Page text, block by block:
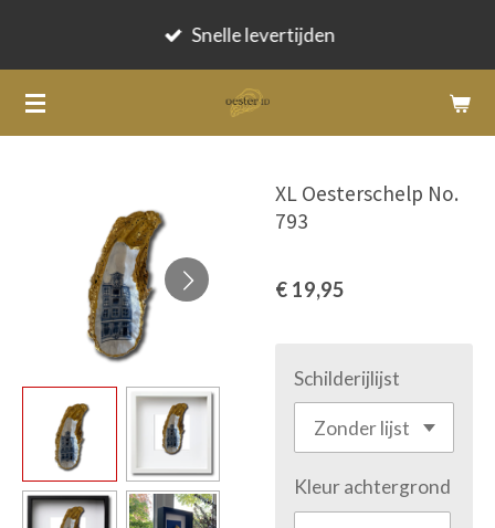
de
Snelle levertijden
XL Oesterschelp No.
793
€ 19,95
Schilderijlijst
Kleur achtergrond